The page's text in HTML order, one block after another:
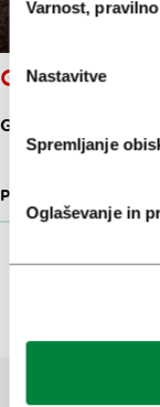
soglasja
Varnost,
Nastavitve
Spremljanje
Oglaševanje in
GORIŠKI MAH
GORIČICA POD
PARKI IN NARAVA